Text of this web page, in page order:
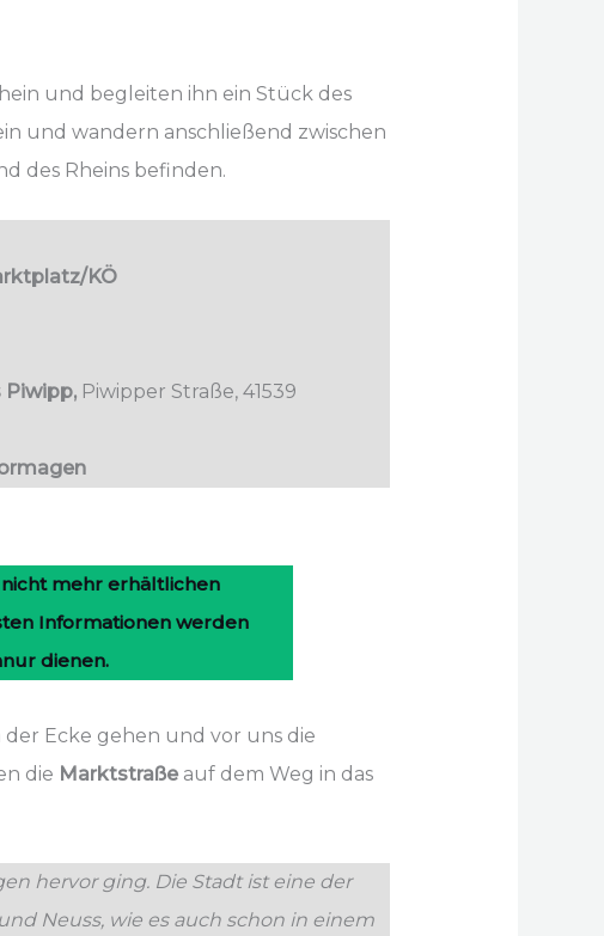
und begleiten ihn ein Stück des
und wandern anschließend zwischen
des Rheins befinden.
KÖ
Piwipp, Piwipper Straße, 41539
mehr erhältlichen
Informationen werden
dienen.
Ecke gehen und vor uns die
die Marktstraßeauf dem Weg in das
hervor ging. Die Stadt ist eine der
Neuss, wie es auch schon in einem